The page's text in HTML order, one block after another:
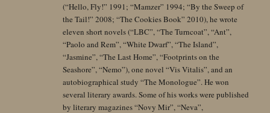
(“Hello, Fly!” 1991; “Mamzer” 1994; “By the Sweep of
the Tail!” 2008; “The Cookies Book” 2010), he wrote
eleven short novels (“LBC”, “The Turncoat”, “Ant”,
“Paolo and Rem”, “White Dwarf”, “The Island”,
“Jasmine”, “The Last Home”, “Footprints on the
Seashore”, “Nemo”), one novel “Vis Vitalis”, and an
autobiographical study “The Monologue”. He won
several literary awards. Some of his works were published
by literary magazines “Novy Mir”, “Neva”,